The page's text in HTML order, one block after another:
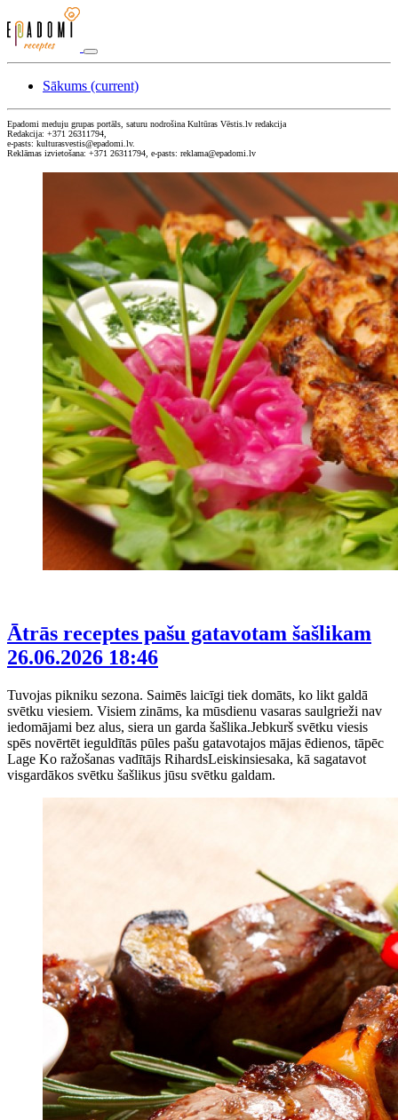
Sākums (current)
Epadomi meduju grupas portāls, saturu nodrošina Kultūras Vēstis.lv redakcija
Redakcija: +371 26311794,
e-pasts: kulturasvestis@epadomi.lv.
Reklāmas izvietošana: +371 26311794, e-pasts: reklama@epadomi.lv
Ātrās receptes pašu gatavotam šašlikam
26.06.2026 18:46
Tuvojas pikniku sezona. Saimēs laicīgi tiek domāts, ko likt galdā
svētku viesiem. Visiem zināms, ka mūsdienu vasaras saulgrieži nav
iedomājami bez alus, siera un garda šašlika.Jebkurš svētku viesis
spēs novērtēt ieguldītās pūles pašu gatavotajos mājas ēdienos, tāpēc
Lage Ko ražošanas vadītājs RihardsLeiskinsiesaka, kā sagatavot
visgardākos svētku šašlikus jūsu svētku galdam.